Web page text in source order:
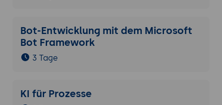
Bot-Entwicklung mit dem Microsoft
Bot Framework
3 Tage
KI für Prozesse